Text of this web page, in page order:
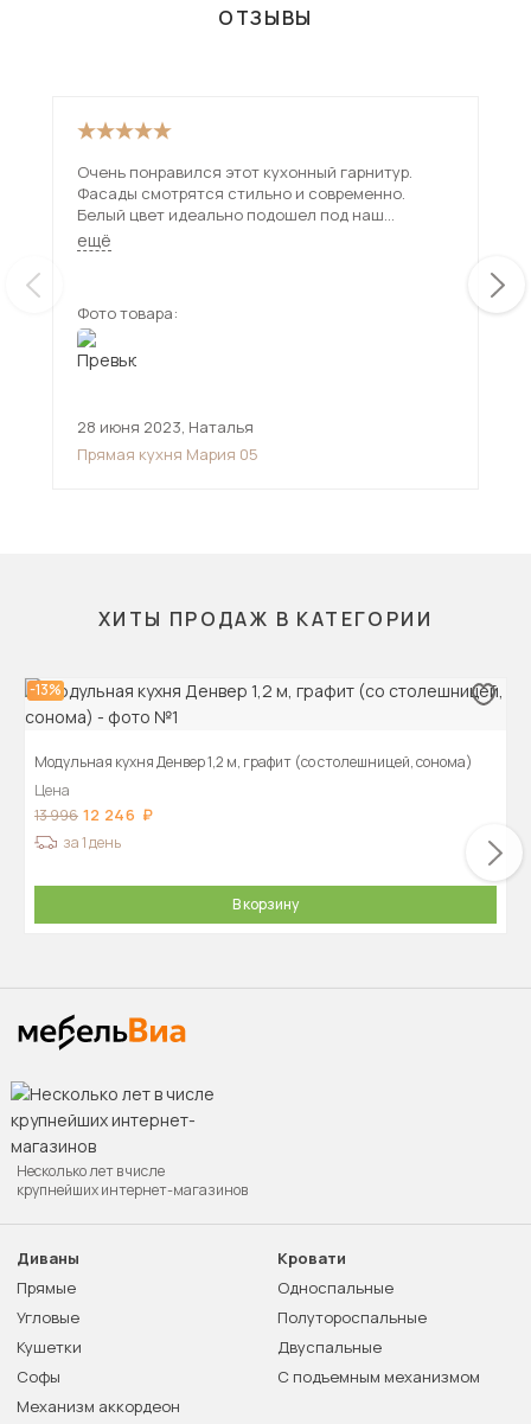
ОТЗЫВЫ
Очень понравился этот кухонный гарнитур.
Фасады смотрятся стильно и современно.
Белый цвет идеально подошел под наш
интерьер. На кухне с ним стало светлее и
просторнее. Шкафчики и тумбы вместительные.
мебель для кухни, все смотрится гармонично.
ещё
Фото товара:
28 июня 2023, Наталья
Прямая кухня Мария 05
ХИТЫ ПРОДАЖ В КАТЕГОРИИ
-13%
Модульная кухня Денвер 1,2 м, графит (со столешницей, сонома)
Цена
13 996 12 246
за 1 день
В корзину
Несколько лет в числе
крупнейших интернет-магазинов
Диваны
Прямые
Угловые
Кушетки
Софы
Механизм аккордеон
Кровати
Односпальные
Полутороспальные
Двуспальные
С подъемным механизмом